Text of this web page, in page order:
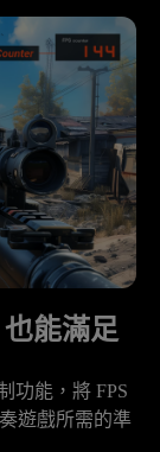
能滿足
功能，將 FPS
遊戲所需的準